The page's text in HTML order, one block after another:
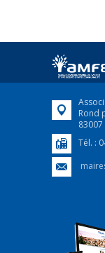
Rond
83007
Tél. :